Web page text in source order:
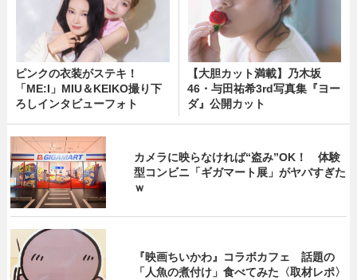
ピンクの衣装がステキ！
「ME:I」MIU＆KEIKO撮り下
ろしインタビューフォト
【大胆カット満載】乃木坂
46・与田祐希3rd写真集『ヨー
ダ』公開カット
カメラに映らなければ“盗み”OK！ 体験
型コンビニ「ギガマート展」がヤバすぎた
ｗ
『映画ちいかわ』コラボカフェ 話題の
「人魚の煮付け」食べてみた〈取材レポ〉